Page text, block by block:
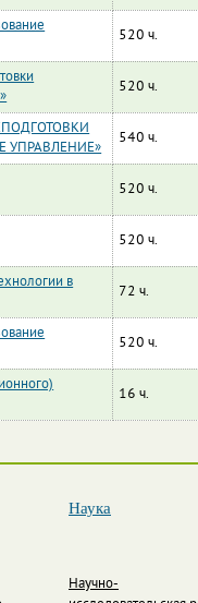
520 ч.
520 ч.
УПРАВЛЕНИЕ»
540 ч.
520 ч.
520 ч.
в
72 ч.
520 ч.
16 ч.
Наука
Научно-